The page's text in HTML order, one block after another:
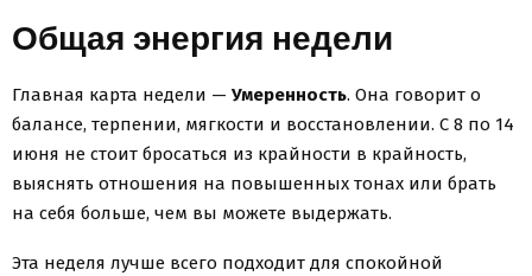
Общая энергия недели
Главная карта недели — Умеренность. Она говорит о
балансе, терпении, мягкости и восстановлении. С 8 по 14
июня не стоит бросаться из крайности в крайность,
выяснять отношения на повышенных тонах или брать
на себя больше, чем вы можете выдержать.
Эта неделя лучше всего подходит для спокойной